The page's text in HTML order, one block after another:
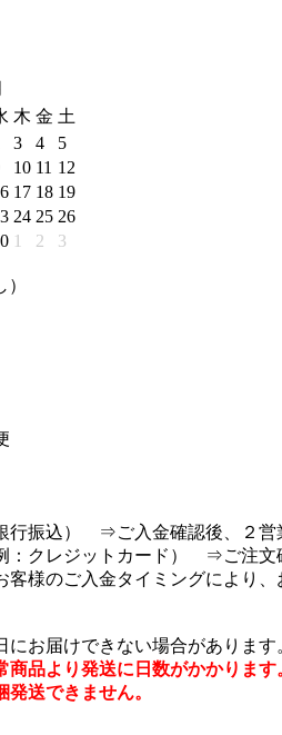
木 金 土
3 4
5
10 11 12
17 18 19
24 25 26
1 2 3
行振込） ⇒ご入金確認後、２営
：クレジットカード） ⇒ご注文
様のご入金タイミングにより、
お届けできない場合があります
商品より発送に日数がかかります
送できません。